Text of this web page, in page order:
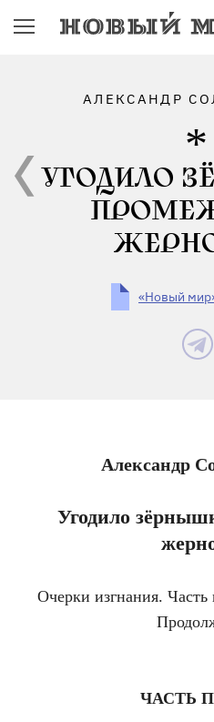
АЛЕКСАНДР
УГОДИЛО
«Новый
Александр
Угодило
Очерки изгнания.
ЧАСТЬ